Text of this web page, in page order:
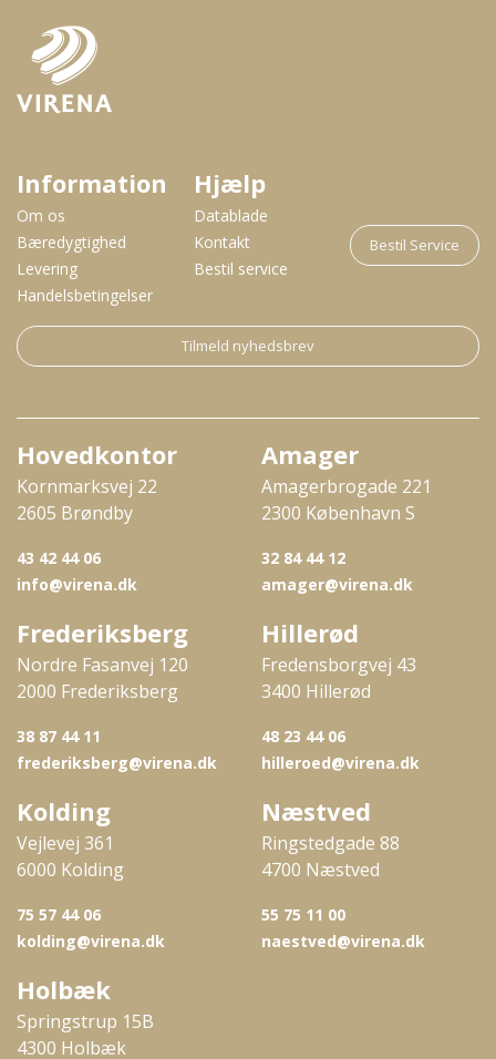
Information
Om os
Bæredygtighed
Levering
Handelsbetingelser
Hjælp
Datablade
Kontakt
Bestil service
Bestil Service
Tilmeld nyhedsbrev
Hovedkontor
Kornmarksvej 22
2605 Brøndby
43 42 44 06
info@virena.dk
Amager
Amagerbrogade 221
2300 København S
32 84 44 12
amager@virena.dk
Frederiksberg
Nordre Fasanvej 120
2000 Frederiksberg
38 87 44 11
frederiksberg@virena.dk
Hillerød
Fredensborgvej 43
3400 Hillerød
48 23 44 06
hilleroed@virena.dk
Kolding
Vejlevej 361
6000 Kolding
75 57 44 06
kolding@virena.dk
Næstved
Ringstedgade 88
4700 Næstved
55 75 11 00
naestved@virena.dk
Holbæk
Springstrup 15B
4300 Holbæk